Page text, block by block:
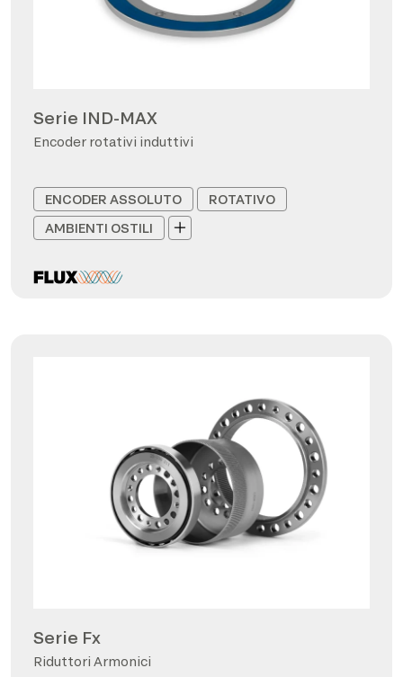
Serie IND-MAX
Encoder rotativi induttivi
ENCODER ASSOLUTO
ROTATIVO
AMBIENTI OSTILI
Serie Fx
Riduttori Armonici